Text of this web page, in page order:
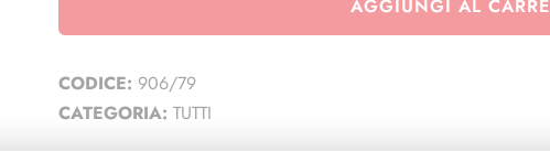
AGGIUNGI AL
CODICE: 906/79
CATEGORIA: TUTTI